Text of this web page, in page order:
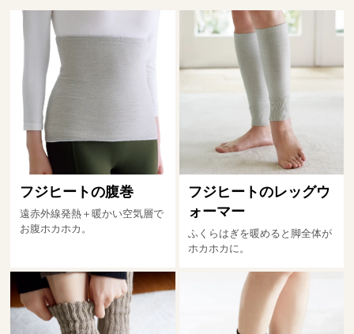
フジヒートの腹巻
遠赤外線発熱＋暖かい空気層で
お腹ホカホカ。
フジヒートのレッグウ
ォーマー
ふくらはぎを暖めると脚全体が
ホカホカに。